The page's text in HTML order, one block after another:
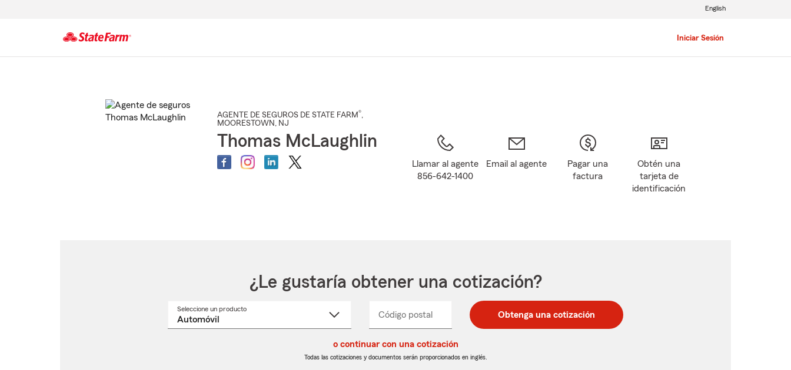
Iniciar Sesión
English
AGENTE DE SEGUROS DE STATE FARM®,
MOORESTOWN , NJ
Thomas McLaughlin
Llamar al agente
856-642-1400
Email al agente
Pagar una
factura
Obtén una
tarjeta de
identificación
¿Le gustaría obtener una cotización?
Seleccione un productoSeleccione
Código postal
postal
de
postal
de
_____ Obtenga una cotización
o continuar con una cotización
Todas las cotizaciones y documentos serán proporcionados en inglés.